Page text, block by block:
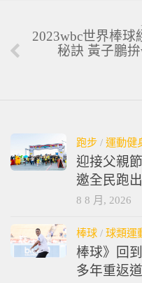
2023wbc世界棒球
秘訣 黃子鵬
跑步 / 運動健
迎接父親
邀全民跑
8 8 月, 2026
棒球 / 球類運
棒球》回
多年重返